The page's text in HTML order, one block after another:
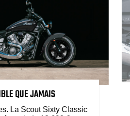
QUE JAMAIS
La Scout Sixty Classic